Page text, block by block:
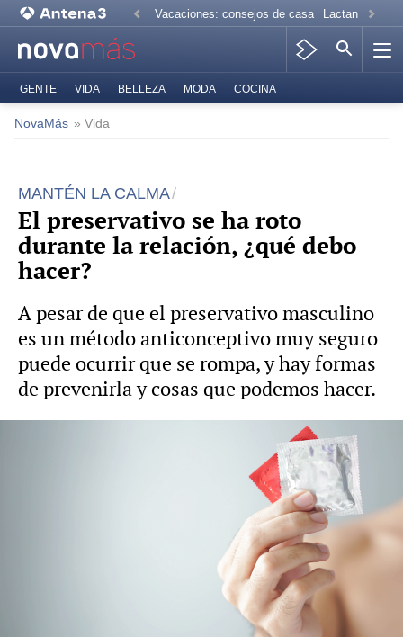
Vacaciones: consejos de casa Lactancia
GENTE VIDA BELLEZA MODA COCINA
NovaMás » Vida
MANTÉN LA CALMA
El preservativo se ha roto
durante la relación, ¿qué debo
hacer?
A pesar de que el preservativo masculino
es un método anticonceptivo muy seguro
puede ocurrir que se rompa, y hay formas
de prevenirla y cosas que podemos hacer.
29 de septiembre de 2021, 13:42